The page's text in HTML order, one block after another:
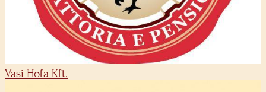
Vasi Hofa Kft.